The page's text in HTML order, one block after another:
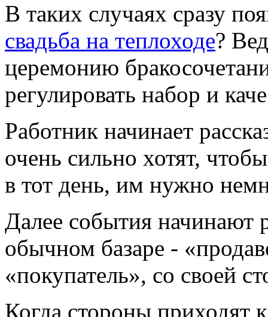
В таких случаях сразу
свадьба на теплоходе?
церемонию
регулировать набор и
Работник начинает
очень сильно хотят,
в тот день, им нужно
Далее события начинают
обычном базаре -
«покупатель», со своей
Когда стороны приходят